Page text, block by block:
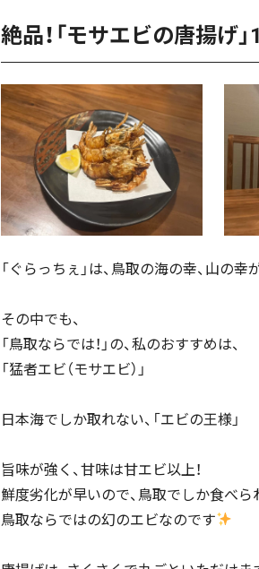
絶品！「モサエビの唐揚げ
「ぐらっちぇ」は、鳥取の海の幸、山の幸
その中でも、
「鳥取ならでは！」の、私のおすすめは、
「猛者エビ（モサエビ）」
日本海でしか取れない、「エビの王様」
旨味が強く、甘味は甘エビ以上！
鮮度劣化が早いので、鳥取でしか食べら
鳥取ならではの幻のエビなのです